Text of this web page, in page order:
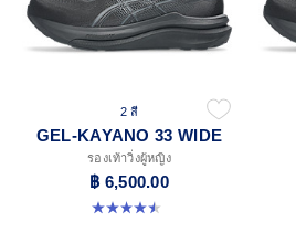
2 สี
GEL-KAYANO 33 WIDE
รองเท้าวิ่งผู้หญิง
฿ 6,500.00
4.5 จาก 5 ดาว 2 รีวิว